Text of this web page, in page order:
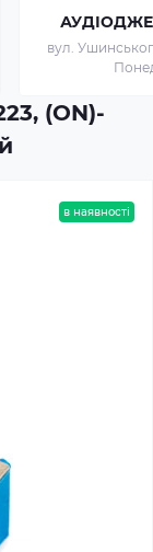
вул.
(ON)-
в наявності